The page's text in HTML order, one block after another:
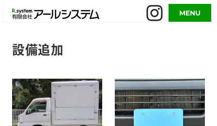
MENU
設備追加